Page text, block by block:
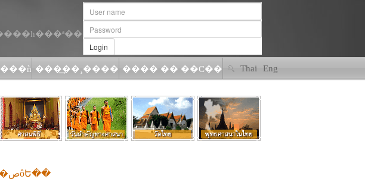
�Ѵ�����������ʹ� �.�صôԵ��